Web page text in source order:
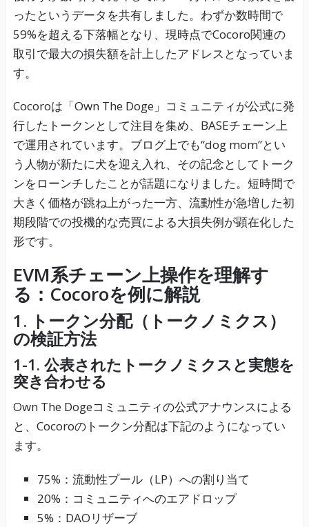
ったというデータを共有しました。わずか数時間で
59%を超える下落幅となり、現時点でCocoro関連の
取引で最大の損失額を計上したアドレスとなっていま
す。
Cocoroは「Own The Doge」コミュニティが公式に発
行したトークンとして注目を集め、BASEチェーン上
で運用されています。ブログ上でも“dog mom”とい
う人物が新たに犬を迎え入れ、その記念としてトーク
ンをローンチしたことが話題になりました。短時間で
大きく価格が跳ね上がった一方、流動性が急増した初
期段階での投機的な売買による大損失例が顕在化した
形です。
EVM系チェーン上操作を理解す
る：Cocoroを例に解説
1. トークン分配（トークノミクス）
の検証方法
1-1. 公表されたトークノミクスと実態を
突き合わせる
Own The Dogeコミュニティの公式アナウンスによる
と、Cocoroのトークン分配は下記のようになってい
ます。
75%：流動性プール（LP）への割り当て
20%：コミュニティへのエアドロップ
5%：DAOリザーブ